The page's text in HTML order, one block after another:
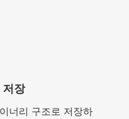
저장
너리 구조로 저장하